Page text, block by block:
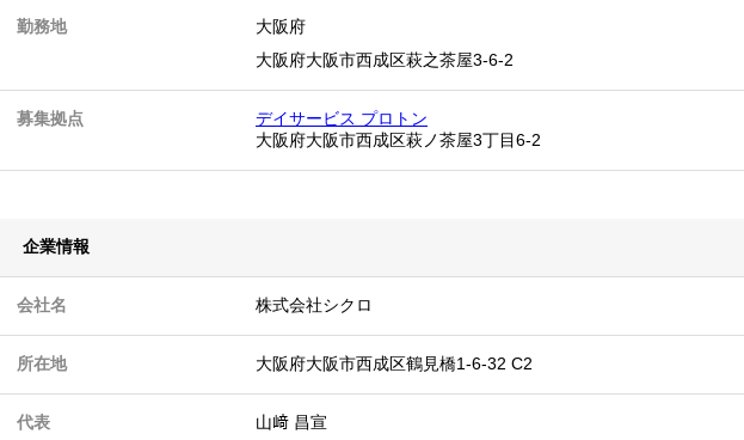
勤務地
大阪府
大阪府大阪市西成区萩之茶屋3-6-2
募集拠点
デイサービス プロトン
大阪府大阪市西成区萩ノ茶屋3丁目6-2
企業情報
会社名 株式会社シクロ
所在地 大阪府大阪市西成区鶴見橋1-6-32 C2
代表 山﨑 昌宣